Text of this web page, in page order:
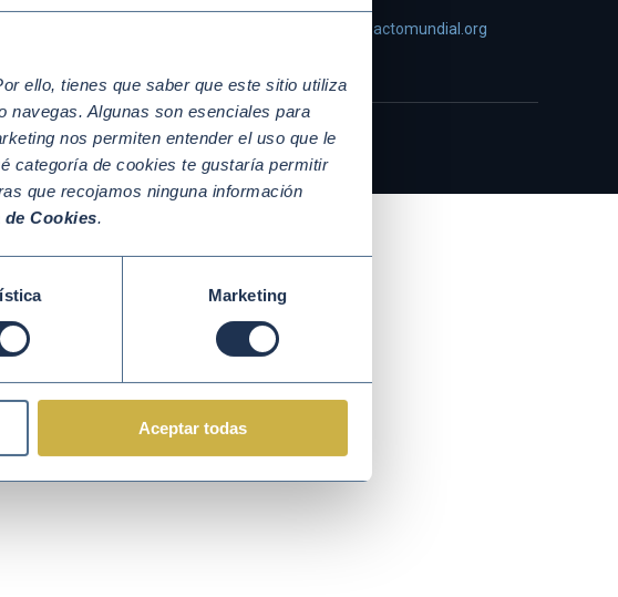
ello, tienes que saber que este sitio utiliza
navegas. Algunas son esenciales para
nos permiten entender el uso que le
categoría de cookies te gustaría permitir
que recojamos ninguna información
Cookies.
Marketing
Aceptar todas
asociacion@pactomundial.org
Aviso legal